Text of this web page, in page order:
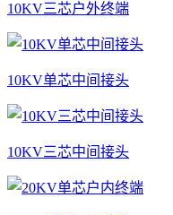
10KV三芯户外终端
10KV单芯中间接头
10KV三芯中间接头